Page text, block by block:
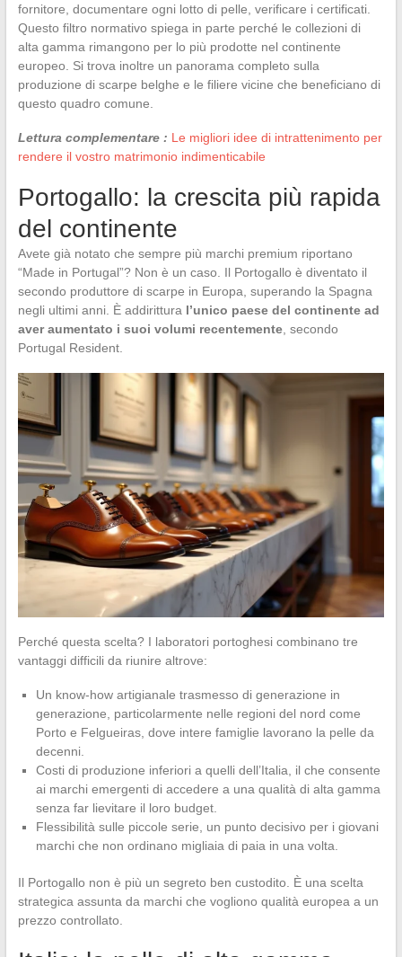
fornitore, documentare ogni lotto di pelle, verificare i certificati.
Questo filtro normativo spiega in parte perché le collezioni di
alta gamma rimangono per lo più prodotte nel continente
europeo. Si trova inoltre un panorama completo sulla
produzione di scarpe belghe e le filiere vicine che beneficiano di
questo quadro comune.
Lettura complementare : Le migliori idee di intrattenimento per
rendere il vostro matrimonio indimenticabile
Portogallo: la crescita più rapida
del continente
Avete già notato che sempre più marchi premium riportano
“Made in Portugal”? Non è un caso. Il Portogallo è diventato il
secondo produttore di scarpe in Europa, superando la Spagna
negli ultimi anni. È addirittura l’unico paese del continente ad
aver aumentato i suoi volumi recentemente, secondo
Portugal Resident.
Perché questa scelta? I laboratori portoghesi combinano tre
vantaggi difficili da riunire altrove:
Un know-how artigianale trasmesso di generazione in
generazione, particolarmente nelle regioni del nord come
Porto e Felgueiras, dove intere famiglie lavorano la pelle da
decenni.
Costi di produzione inferiori a quelli dell’Italia, il che consente
ai marchi emergenti di accedere a una qualità di alta gamma
senza far lievitare il loro budget.
Flessibilità sulle piccole serie, un punto decisivo per i giovani
marchi che non ordinano migliaia di paia in una volta.
Il Portogallo non è più un segreto ben custodito. È una scelta
strategica assunta da marchi che vogliono qualità europea a un
prezzo controllato.